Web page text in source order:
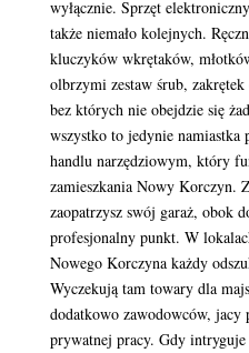
wyłącznie. Sprzęt
także niemało kolejnych.
kluczyków wkrętaków,
olbrzymi zestaw śrub,
bez których nie obejdzie się
wszystko to jedynie
handlu narzędziowym, który
zamieszkania Nowy Korczyn.
zaopatrzysz swój garaż, obok
profesjonalny punkt. W
Nowego Korczyna każdy
Wyczekują tam towary dla
dodatkowo zawodowców, jacy
prywatnej pracy. Gdy